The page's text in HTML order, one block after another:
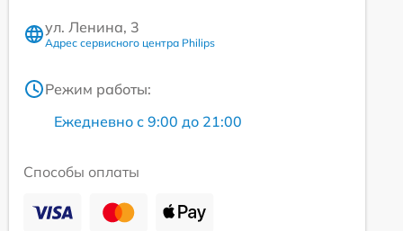
ул. Ленина, 3
Адрес сервисного центра Philips
Режим работы:
Ежедневно с 9:00 до 21:00
Способы оплаты